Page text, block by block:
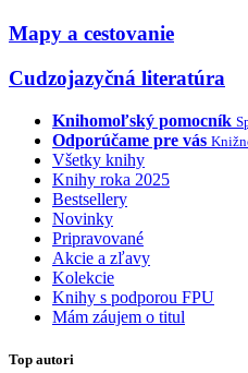
Mapy a cestovanie
Cudzojazyčná literatúra
Knihomoľský pomocník
Odporúčame pre vás
Všetky knihy
Knihy roka 2025
Bestsellery
Novinky
Pripravované
Akcie a zľavy
Kolekcie
Knihy s podporou FPU
Mám záujem o titul
Top autori